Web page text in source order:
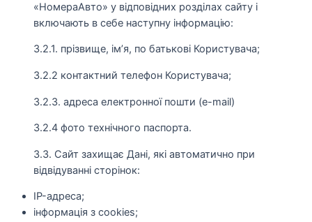
«НомераАвто» у відповідних розділах сайту і
включають в себе наступну інформацію:
3.2.1. прізвище, ім’я, по батькові Користувача;
3.2.2 контактний телефон Користувача;
3.2.3. адреса електронної пошти (e-mail)
3.2.4 фото технічного паспорта.
3.3. Сайт захищає Дані, які автоматично при
відвідуванні сторінок:
IP-адреса;
інформація з cookies;